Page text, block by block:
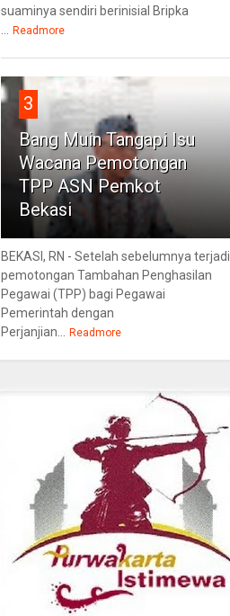
suaminya sendiri berinisial Bripka
Readmore
3
Bang Muin Tangapi Isu
Wacana Pemotongan
TPP ASN Pemkot
Bekasi
BEKASI, RN - Setelah sebelumnya terjadi
pemotongan Tambahan Penghasilan
Pegawai (TPP) bagi Pegawai
Pemerintah dengan
Perjanjian...
Readmore